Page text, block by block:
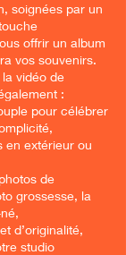
soignées par un
offrir un album
vos souvenirs.
vidéo de
:
pour célébrer
en extérieur ou
de
grossesse, la
d’originalité,
studio